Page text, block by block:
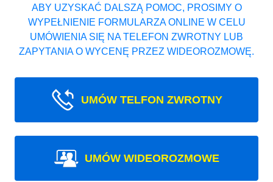
ABY UZYSKAĆ DALSZĄ POMOC, PROSIMY O
WYPEŁNIENIE FORMULARZA ONLINE W CELU
UMÓWIENIA SIĘ NA TELEFON ZWROTNY LUB
ZAPYTANIA O WYCENĘ PRZEZ WIDEOROZMOWĘ.
UMÓW TELFON ZWROTNY
UMÓW WIDEOROZMOWE